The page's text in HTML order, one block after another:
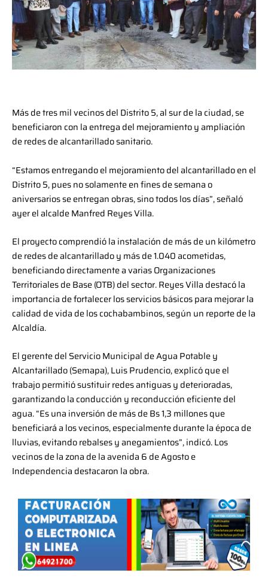
Más de tres mil vecinos del Distrito 5, al sur de la ciudad, se
beneficiaron con la entrega del mejoramiento y ampliación
de redes de alcantarillado sanitario.
“Estamos entregando el mejoramiento del alcantarillado en el
Distrito 5, pues no solamente en fines de semana o
aniversarios se entregan obras, sino todos los días”, señaló
ayer el alcalde Manfred Reyes Villa.
El proyecto comprendió la instalación de más de un kilómetro
de redes de alcantarillado y más de 1.040 acometidas,
beneficiando directamente a varias Organizaciones
Territoriales de Base (OTB) del sector. Reyes Villa destacó la
importancia de fortalecer los servicios básicos para mejorar la
calidad de vida de los cochabambinos, según un reporte de la
Alcaldía.
El gerente del Servicio Municipal de Agua Potable y
Alcantarillado (Semapa), Luis Prudencio, explicó que el
trabajo permitió sustituir redes antiguas y deterioradas,
garantizando la conducción y reconducción eficiente del
agua. “Es una inversión de más de Bs 1,3 millones que
beneficiará a los vecinos, especialmente durante la época de
lluvias, evitando rebalses y anegamientos”, indicó. Los
vecinos de la zona de la avenida 6 de Agosto e
Independencia destacaron la obra.